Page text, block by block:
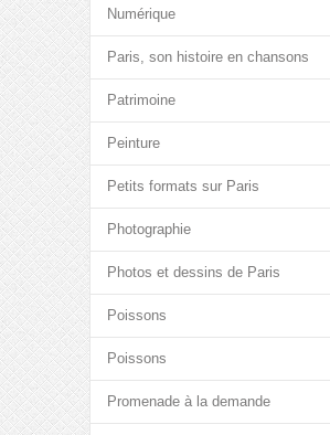
Numérique
Paris, son histoire en chansons
Patrimoine
Peinture
Petits formats sur Paris
Photographie
Photos et dessins de Paris
Poissons
Poissons
Promenade à la demande